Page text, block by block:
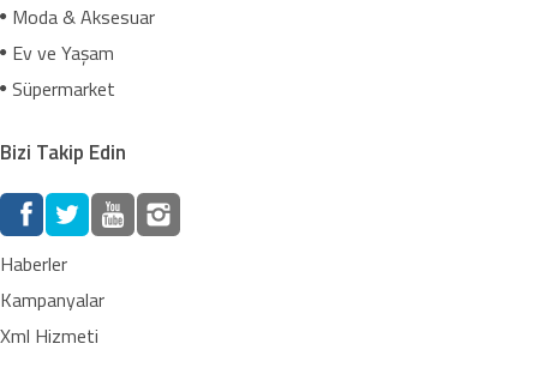
Moda & Aksesuar
Ev ve Yaşam
Süpermarket
Bizi Takip Edin
Haberler
Kampanyalar
Xml Hizmeti